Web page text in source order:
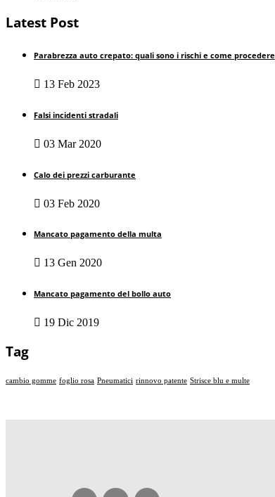
Latest Post
Parabrezza auto crepato: quali sono i rischi e come procedere
13 Feb 2023
Falsi incidenti stradali
03 Mar 2020
Calo dei prezzi carburante
03 Feb 2020
Mancato pagamento della multa
13 Gen 2020
Mancato pagamento del bollo auto
19 Dic 2019
Tag
cambio gomme foglio rosa Pneumatici rinnovo patente Strisce blu e multe